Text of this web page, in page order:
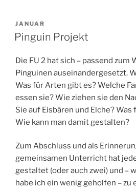
VERÖFFENTLICHT
AM
JANUAR
Pinguin Projekt
Die FU 2 hat sich – passend
Pinguinen auseinandergesetzt.
Was für Arten gibt es? Welche
essen sie? Wie ziehen sie den
Sie auf Eisbären und Elche?
Wie kann man damit gestalten?
Zum Abschluss und als
gemeinsamen Unterricht hat
gestaltet (oder auch zwei) und –
habe ich ein wenig geholfen – zu